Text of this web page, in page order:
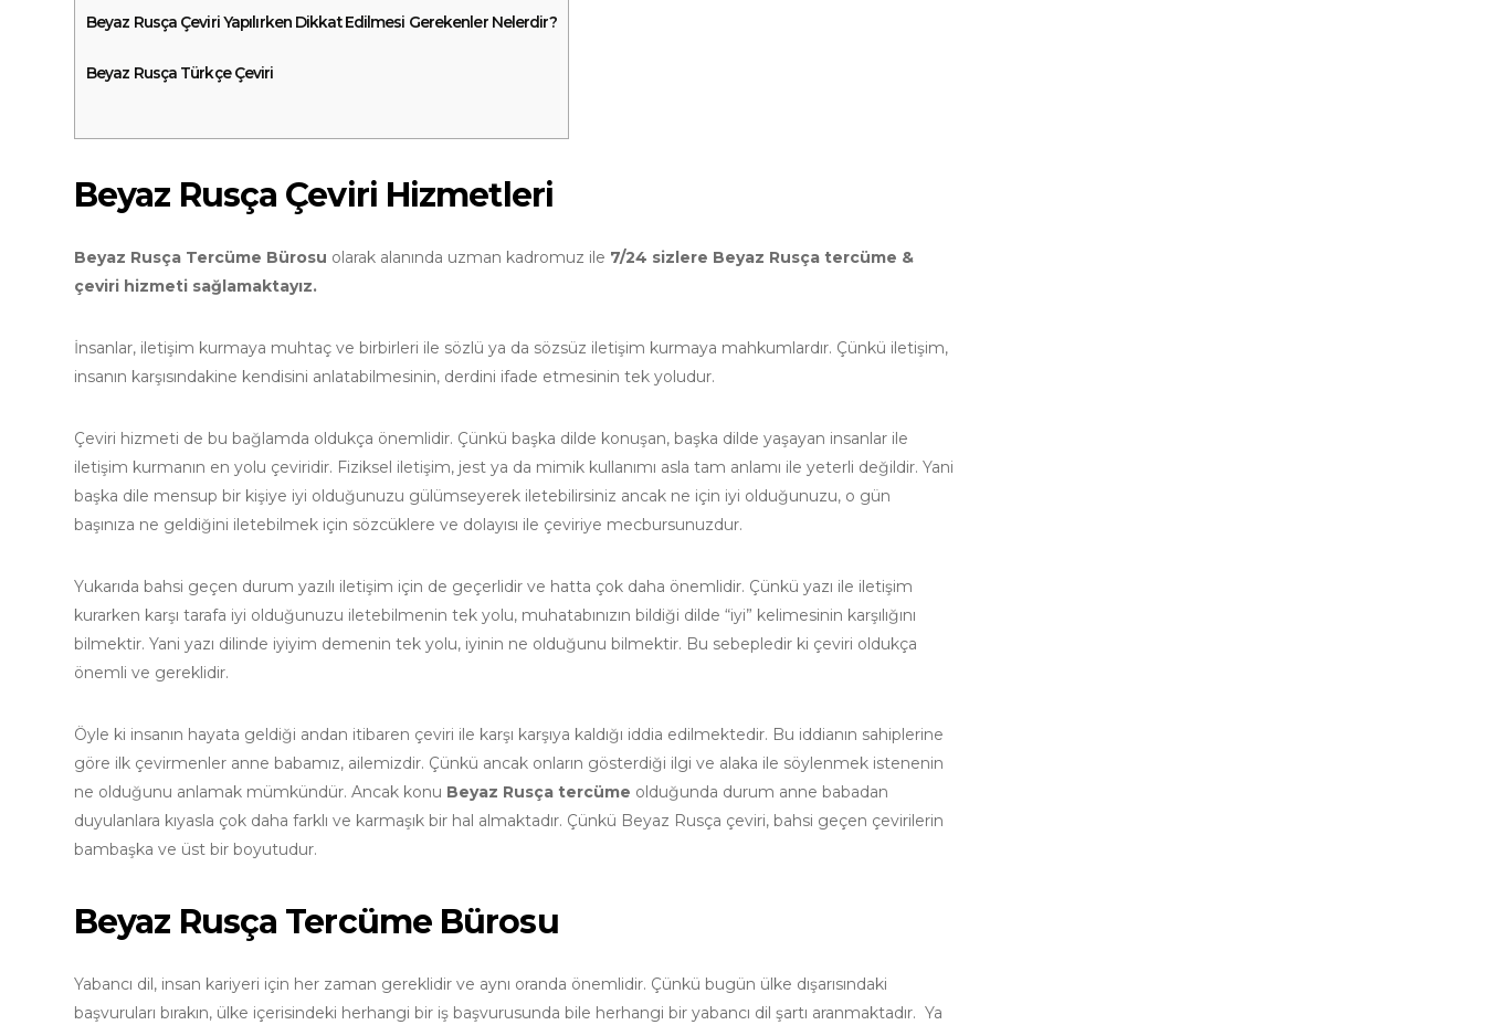
Beyaz Rusça Çeviri Yapılırken Dikkat Edilmesi Gerekenler Nelerdir?
Beyaz Rusça Türkçe Çeviri
Beyaz Rusça Çeviri Hizmetleri
Beyaz Rusça Tercüme Bürosu olarak alanında uzman kadromuz ile 7/24 sizlere Beyaz Rusça tercüme &
çeviri hizmeti sağlamaktayız.
İnsanlar, iletişim kurmaya muhtaç ve birbirleri ile sözlü ya da sözsüz iletişim kurmaya mahkumlardır. Çünkü iletişim,
insanın karşısındakine kendisini anlatabilmesinin, derdini ifade etmesinin tek yoludur.
Çeviri hizmeti de bu bağlamda oldukça önemlidir. Çünkü başka dilde konuşan, başka dilde yaşayan insanlar ile
iletişim kurmanın en yolu çeviridir. Fiziksel iletişim, jest ya da mimik kullanımı asla tam anlamı ile yeterli değildir. Yani
başka dile mensup bir kişiye iyi olduğunuzu gülümseyerek iletebilirsiniz ancak ne için iyi olduğunuzu, o gün
başınıza ne geldiğini iletebilmek için sözcüklere ve dolayısı ile çeviriye mecbursunuzdur.
Yukarıda bahsi geçen durum yazılı iletişim için de geçerlidir ve hatta çok daha önemlidir. Çünkü yazı ile iletişim
kurarken karşı tarafa iyi olduğunuzu iletebilmenin tek yolu, muhatabınızın bildiği dilde “iyi” kelimesinin karşılığını
bilmektir. Yani yazı dilinde iyiyim demenin tek yolu, iyinin ne olduğunu bilmektir. Bu sebepledir ki çeviri oldukça
önemli ve gereklidir.
Öyle ki insanın hayata geldiği andan itibaren çeviri ile karşı karşıya kaldığı iddia edilmektedir. Bu iddianın sahiplerine
göre ilk çevirmenler anne babamız, ailemizdir. Çünkü ancak onların gösterdiği ilgi ve alaka ile söylenmek istenenin
ne olduğunu anlamak mümkündür. Ancak konu Beyaz Rusça tercüme olduğunda durum anne babadan
duyulanlara kıyasla çok daha farklı ve karmaşık bir hal almaktadır. Çünkü Beyaz Rusça çeviri, bahsi geçen çevirilerin
bambaşka ve üst bir boyutudur.
Beyaz Rusça Tercüme Bürosu
Yabancı dil, insan kariyeri için her zaman gereklidir ve aynı oranda önemlidir. Çünkü bugün ülke dışarısındaki
başvuruları bırakın, ülke içerisindeki herhangi bir iş başvurusunda bile herhangi bir yabancı dil şartı aranmaktadır. Ya